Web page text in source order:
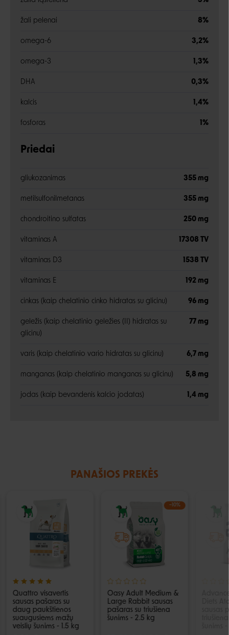
žali pelenai 8%
omega-6 3,2%
omega-3 1,3%
DHA 0,3%
kalcis 1,4%
fosforas 1%
Priedai
gliukozanimas 355 mg
metilsulfonilmetanas 355 mg
chondroitino sulfatas 250 mg
vitaminas A 17308 TV
vitaminas D3 1538 TV
vitaminas E 192 mg
cinkas (kaip chelatinio cinko hidratas su glicinu) 96 mg
geležis (kaip chelatinio geležies (II) hidratas su
glicinu)
77 mg
varis (kaip chelatinio vario hidratas su glicinu) 6,7 mg
manganas (kaip chelatinio manganas su glicinu) 5,8 mg
jodas (kaip bevandenis kalcio jodatas) 1,4 mg
PANAŠIOS PREKĖS
Quattro visavertis
sausas pašaras su
daug paukštienos
suaugusiems mažų
veislių šunims - 1.5 kg
−10%
Oasy Adult Medium &
Large Rabbit sausas
pašaras su triušiena
šunims - 2.5 kg
sausas